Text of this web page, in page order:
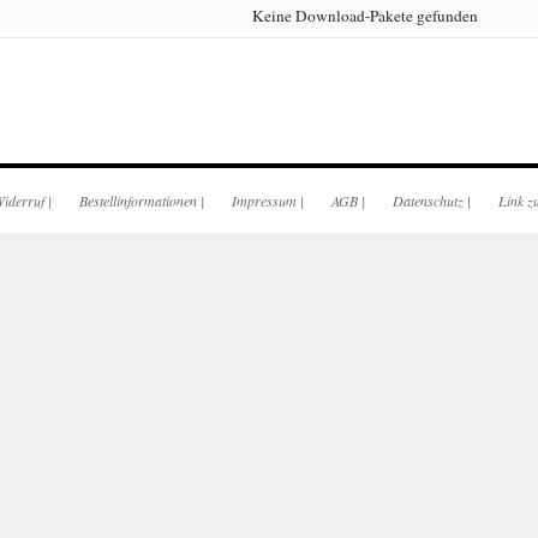
Keine Download-Pakete gefunden
| Bestellinformationen | Impressum | AGB | Datenschutz | Link